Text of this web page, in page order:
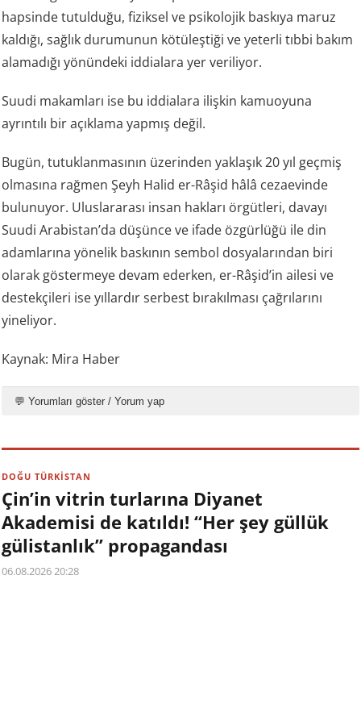
hapsinde tutulduğu, fiziksel ve psikolojik baskıya maruz
kaldığı, sağlık durumunun kötüleştiği ve yeterli tıbbi bakım
alamadığı yönündeki iddialara yer veriliyor.
Suudi makamları ise bu iddialara ilişkin kamuoyuna
ayrıntılı bir açıklama yapmış değil.
Bugün, tutuklanmasının üzerinden yaklaşık 20 yıl geçmiş
olmasına rağmen Şeyh Halid er-Râşid hâlâ cezaevinde
bulunuyor. Uluslararası insan hakları örgütleri, davayı
Suudi Arabistan’da düşünce ve ifade özgürlüğü ile din
adamlarına yönelik baskının sembol dosyalarından biri
olarak göstermeye devam ederken, er-Râşid’in ailesi ve
destekçileri ise yıllardır serbest bırakılması çağrılarını
yineliyor.
Kaynak: Mira Haber
💬 Yorumları göster / Yorum yap
DOĞU TÜRKİSTAN
Çin’in vitrin turlarına Diyanet
Akademisi de katıldı! “Her şey güllük
gülistanlık” propagandası
06.08.2026 20:28